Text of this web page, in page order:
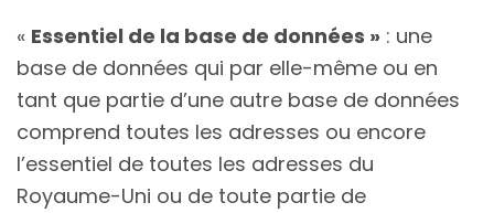
« Essentiel de la base de données » : une
base de données qui par elle-même ou en
tant que partie d’une autre base de données
comprend toutes les adresses ou encore
l’essentiel de toutes les adresses du
Royaume-Uni ou de toute partie de